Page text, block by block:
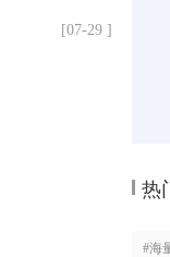
[07-29 ]
热
#海